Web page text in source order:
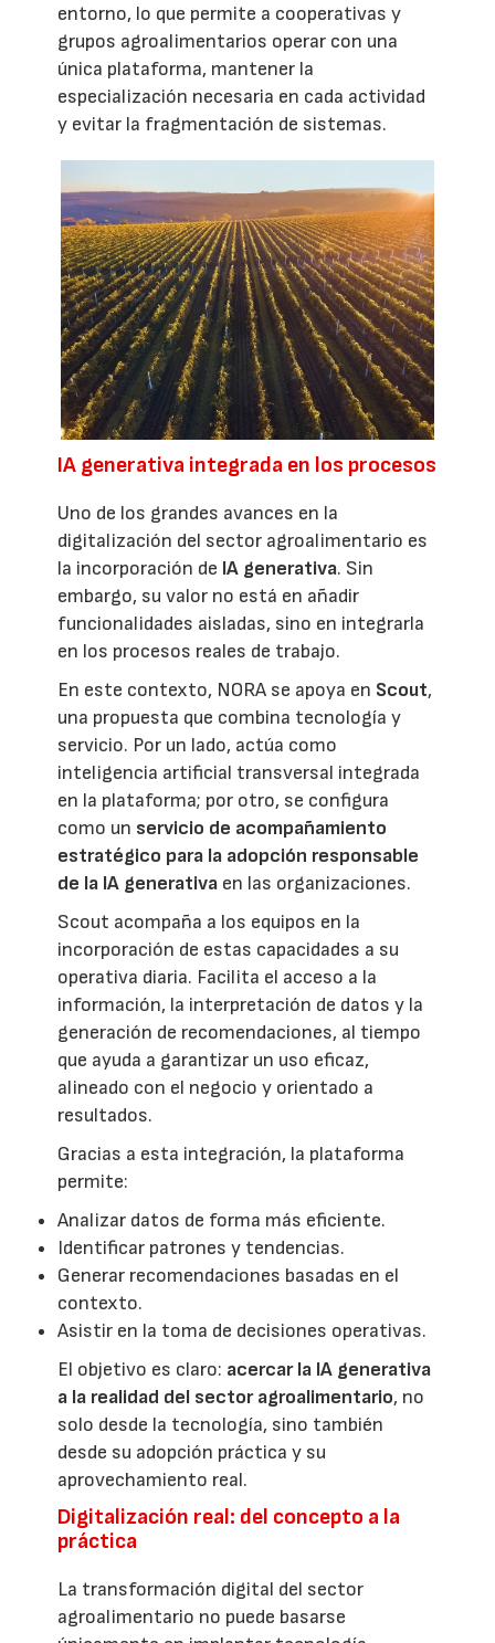
entorno, lo que permite a cooperativas y
grupos agroalimentarios operar con una
única plataforma, mantener la
especialización necesaria en cada actividad
y evitar la fragmentación de sistemas.
IA generativa integrada en los procesos
Uno de los grandes avances en la
digitalización del sector agroalimentario es
la incorporación de IA generativa. Sin
embargo, su valor no está en añadir
funcionalidades aisladas, sino en integrarla
en los procesos reales de trabajo.
En este contexto, NORA se apoya en Scout,
una propuesta que combina tecnología y
servicio. Por un lado, actúa como
inteligencia artificial transversal integrada
en la plataforma; por otro, se configura
como un servicio de acompañamiento
estratégico para la adopción responsable
de la IA generativa en las organizaciones.
Scout acompaña a los equipos en la
incorporación de estas capacidades a su
operativa diaria. Facilita el acceso a la
información, la interpretación de datos y la
generación de recomendaciones, al tiempo
que ayuda a garantizar un uso eficaz,
alineado con el negocio y orientado a
resultados.
Gracias a esta integración, la plataforma
permite:
Analizar datos de forma más eficiente.
Identificar patrones y tendencias.
Generar recomendaciones basadas en el
contexto.
Asistir en la toma de decisiones operativas.
El objetivo es claro: acercar la IA generativa
a la realidad del sector agroalimentario, no
solo desde la tecnología, sino también
desde su adopción práctica y su
aprovechamiento real.
Digitalización real: del concepto a la
práctica
La transformación digital del sector
agroalimentario no puede basarse